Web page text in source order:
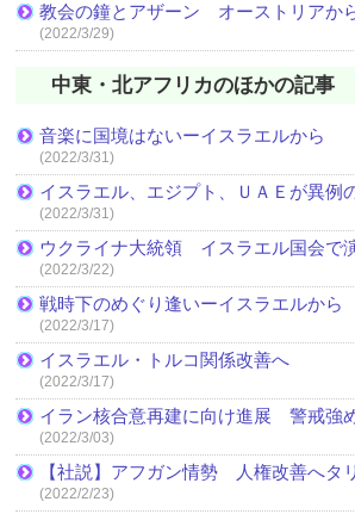
教会の鐘とアザーン オーストリアか
(2022/3/29)
中東・北アフリカのほかの記事
音楽に国境はないーイスラエルから
(2022/3/31)
イスラエル、エジプト、ＵＡＥが異例
(2022/3/31)
ウクライナ大統領 イスラエル国会で
(2022/3/22)
戦時下のめぐり逢いーイスラエルから
(2022/3/17)
イスラエル・トルコ関係改善へ
(2022/3/17)
イラン核合意再建に向け進展 警戒強
(2022/3/03)
【社説】アフガン情勢 人権改善へタ
(2022/2/23)